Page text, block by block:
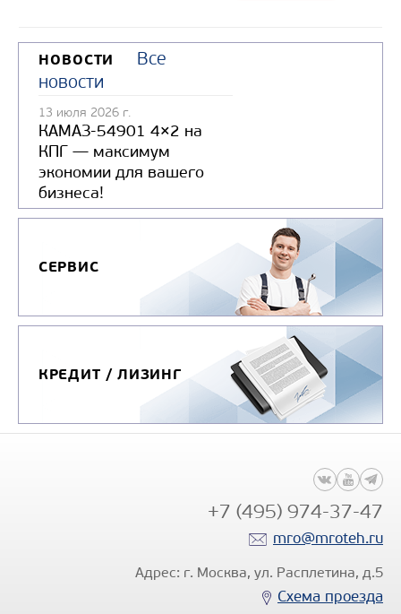
НОВОСТИ
Все
новости
13 июля 2026 г.
КАМАЗ-54901 4×2 на
КПГ — максимум
экономии для вашего
бизнеса!
СЕРВИС
КРЕДИТ / ЛИЗИНГ
+7 (495) 974-37-47
mro@mroteh.ru
Адрес: г. Москва, ул. Расплетина, д.5
Схема проезда